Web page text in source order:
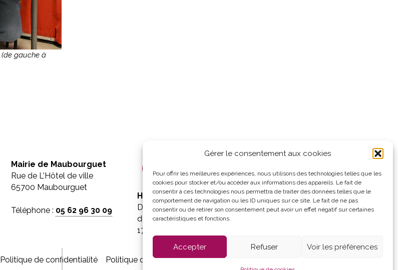
Gérer le consentement aux cookies
Pour offrir les meilleures expériences, nous utilisons des technologies telles que les
cookies pour stocker et/ou accéder aux informations des appareils. Le fait de
consentir à ces technologies nous permettra de traiter des données telles que le
comportement de navigation ou les ID uniques sur ce site. Le fait de ne pas
consentir ou de retirer son consentement peut avoir un effet négatif sur certaines
caractéristiques et fonctions.
Accepter Refuser Voir les préférences
(de gauche à
Mairie de Maubourguet
Rue de L'Hôtel de ville
65700 Maubourguet
Téléphone : 05 62 96 30 09
Horaires d'ouverture :
Du lundi au vendredi
de 8h30 à 12h et de 13h30 à
17h30
Politique de confidentialité Politique de cookies (UE)